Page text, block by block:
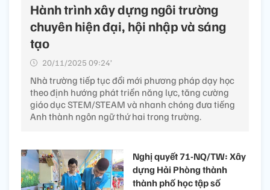
Hành trình xây dựng ngôi trường
chuyên hiện đại, hội nhập và sáng
tạo
20/11/2025 09:24’
Nhà trường tiếp tục đổi mới phương pháp dạy học
theo định hướng phát triển năng lực, tăng cường
giáo dục STEM/STEAM và nhanh chóng đưa tiếng
Anh thành ngôn ngữ thứ hai trong trường.
Nghị quyết 71-NQ/TW: Xây
dựng Hải Phòng thành
thành phố học tập số